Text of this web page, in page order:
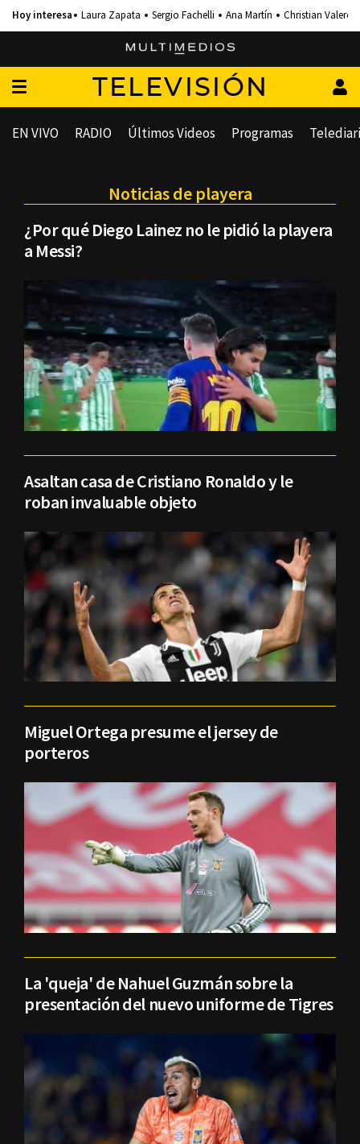
Laura Zapata Sergio Fachelli Ana Martín Christian Valero
TELEVISIÓN
EN VIVO RADIO Últimos Videos Programas
Noticias de playera
¿Por qué Diego Lainez no le pidió la playera
a Messi?
Asaltan casa de Cristiano Ronaldo y le
roban invaluable objeto
Miguel Ortega presume el jersey de
porteros
La 'queja' de Nahuel Guzmán sobre la
presentación del nuevo uniforme de Tigres